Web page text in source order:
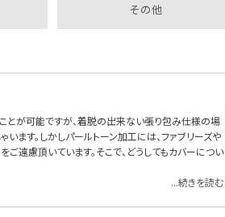
その他
とが可能ですが、着脱の出来ない張り包み仕様の場
ます。しかしパールトーン加工には、ファブリーズや
遠慮頂いています。そこで、どうしてもカバーについ
...続きを読む